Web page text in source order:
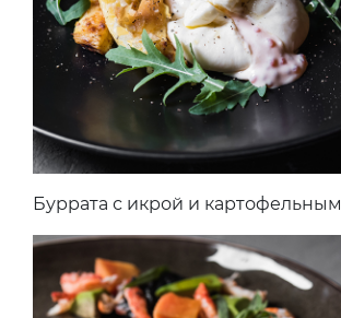
Буррата с икрой и